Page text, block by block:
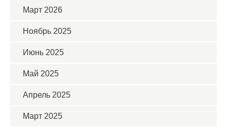
Март 2026
Ноябрь 2025
Июнь 2025
Май 2025
Апрель 2025
Март 2025